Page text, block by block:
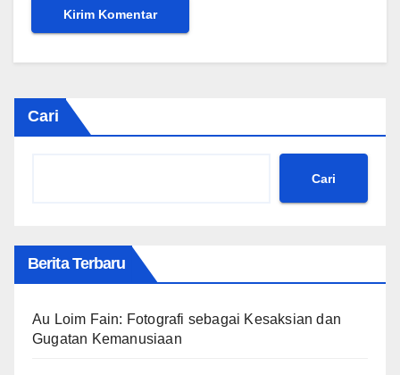
Cari
Cari
Berita Terbaru
Au Loim Fain: Fotografi sebagai Kesaksian dan
Gugatan Kemanusiaan